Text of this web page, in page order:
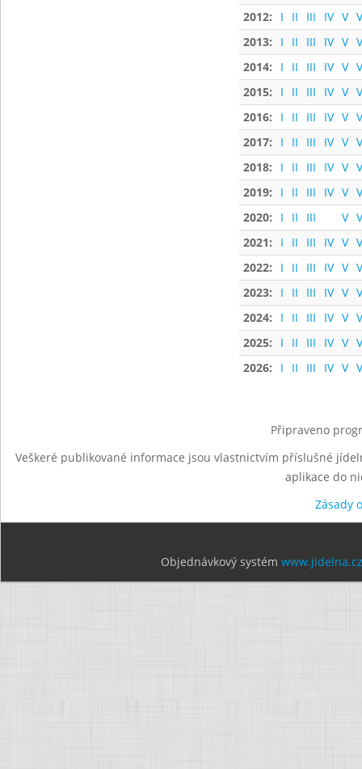
2012:
I II III IV V
2013:
I II III IV V
2014:
I II III IV V
2015:
I II III IV V
2016:
I II III IV V
2017:
I II III IV V
2018:
I II III IV V
2019:
I II III IV V
2020:
I II III V
2021:
I II III IV V
2022:
I II III IV V
2023:
I II III IV V
2024:
I II III IV V
2025:
I II III IV V
2026:
I II III IV V
Připraveno
Veškeré publikované informace jsou vlastnictvím příslušné
aplikace do
Zásady
Objednávkový systém www.jidelna.cz